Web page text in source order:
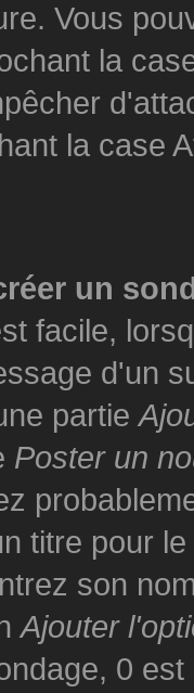
Vous
la
la case
un
facile,
d'un
partie
Poster un
titre pour
son
Ajouter
0